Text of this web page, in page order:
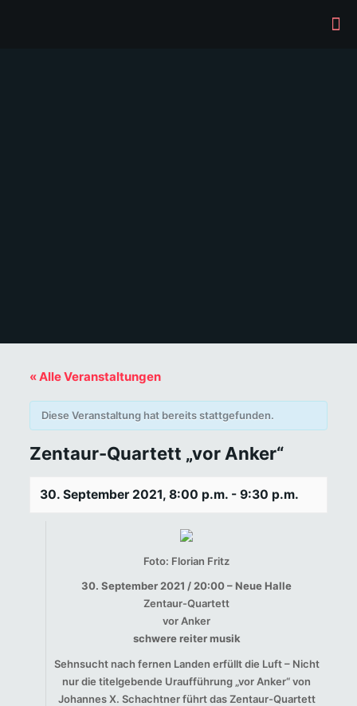
« Alle Veranstaltungen
Diese Veranstaltung hat bereits stattgefunden.
Zentaur-Quartett „vor Anker“
30. September 2021, 8:00 p.m.- 9:30 p.m.
Foto: Florian Fritz
30. September 2021 / 20:00 – Neue Halle
Zentaur-Quartett
vor Anker
schwere reiter musik
Sehnsucht nach fernen Landen erfüllt die Luft – Nicht
nur die titelgebende Uraufführung „vor Anker“ von
Johannes X. Schachtner führt das Zentaur-Quartett